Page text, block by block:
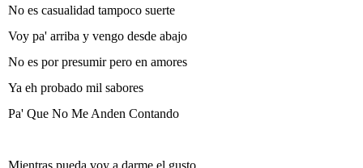
No es casualidad tampoco suerte
Voy pa' arriba y vengo desde abajo
No es por presumir pero en amores
Ya eh probado mil sabores
Pa' Que No Me Anden Contando
Mientras pueda voy a darme el gusto